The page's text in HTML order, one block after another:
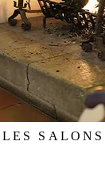
LES SALONS